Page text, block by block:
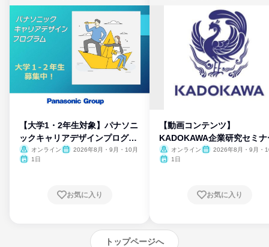
【大学1・2年生対象】パナソニ
ックキャリアデザインプログラ
ム
オンライン
2026年8月・9月・10月
1日
お気に入り
【動画コンテンツ】
KADOKAWA企業研究セミナ
オンライン
2026年8月・9月・
1日
お気に入り
トップページへ